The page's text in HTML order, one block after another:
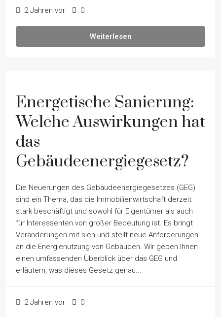
2 Jahren vor 0
Weiterlesen
Energetische Sanierung:
Welche Auswirkungen hat
das
Gebäudeenergiegesetz?
Die Neuerungen des Gebäudeenergiegesetzes (GEG)
sind ein Thema, das die Immobilienwirtschaft derzeit
stark beschäftigt und sowohl für Eigentümer als auch
für Interessenten von großer Bedeutung ist. Es bringt
Veränderungen mit sich und stellt neue Anforderungen
an die Energienutzung von Gebäuden. Wir geben Ihnen
einen umfassenden Überblick über das GEG und
erläutern, was dieses Gesetz genau...
2 Jahren vor 0